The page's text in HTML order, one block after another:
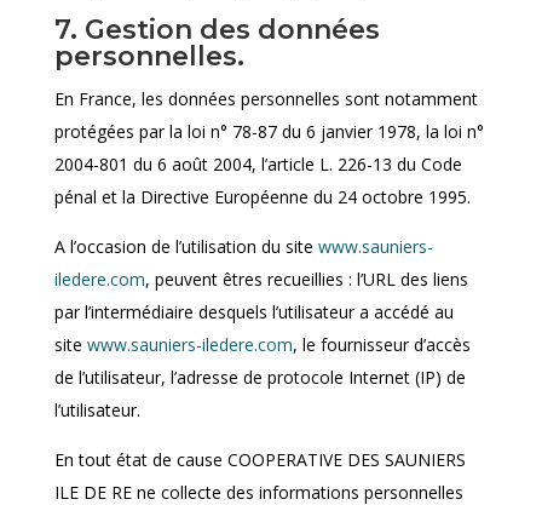
7. Gestion des données
personnelles.
En France, les données personnelles sont notamment
protégées par la loi n° 78-87 du 6 janvier 1978, la loi n°
2004-801 du 6 août 2004, l’article L. 226-13 du Code
pénal et la Directive Européenne du 24 octobre 1995.
A l’occasion de l’utilisation du site www.sauniers-
iledere.com, peuvent êtres recueillies : l’URL des liens
par l’intermédiaire desquels l’utilisateur a accédé au
site www.sauniers-iledere.com, le fournisseur d’accès
de l’utilisateur, l’adresse de protocole Internet (IP) de
l’utilisateur.
En tout état de cause COOPERATIVE DES SAUNIERS
ILE DE RE ne collecte des informations personnelles